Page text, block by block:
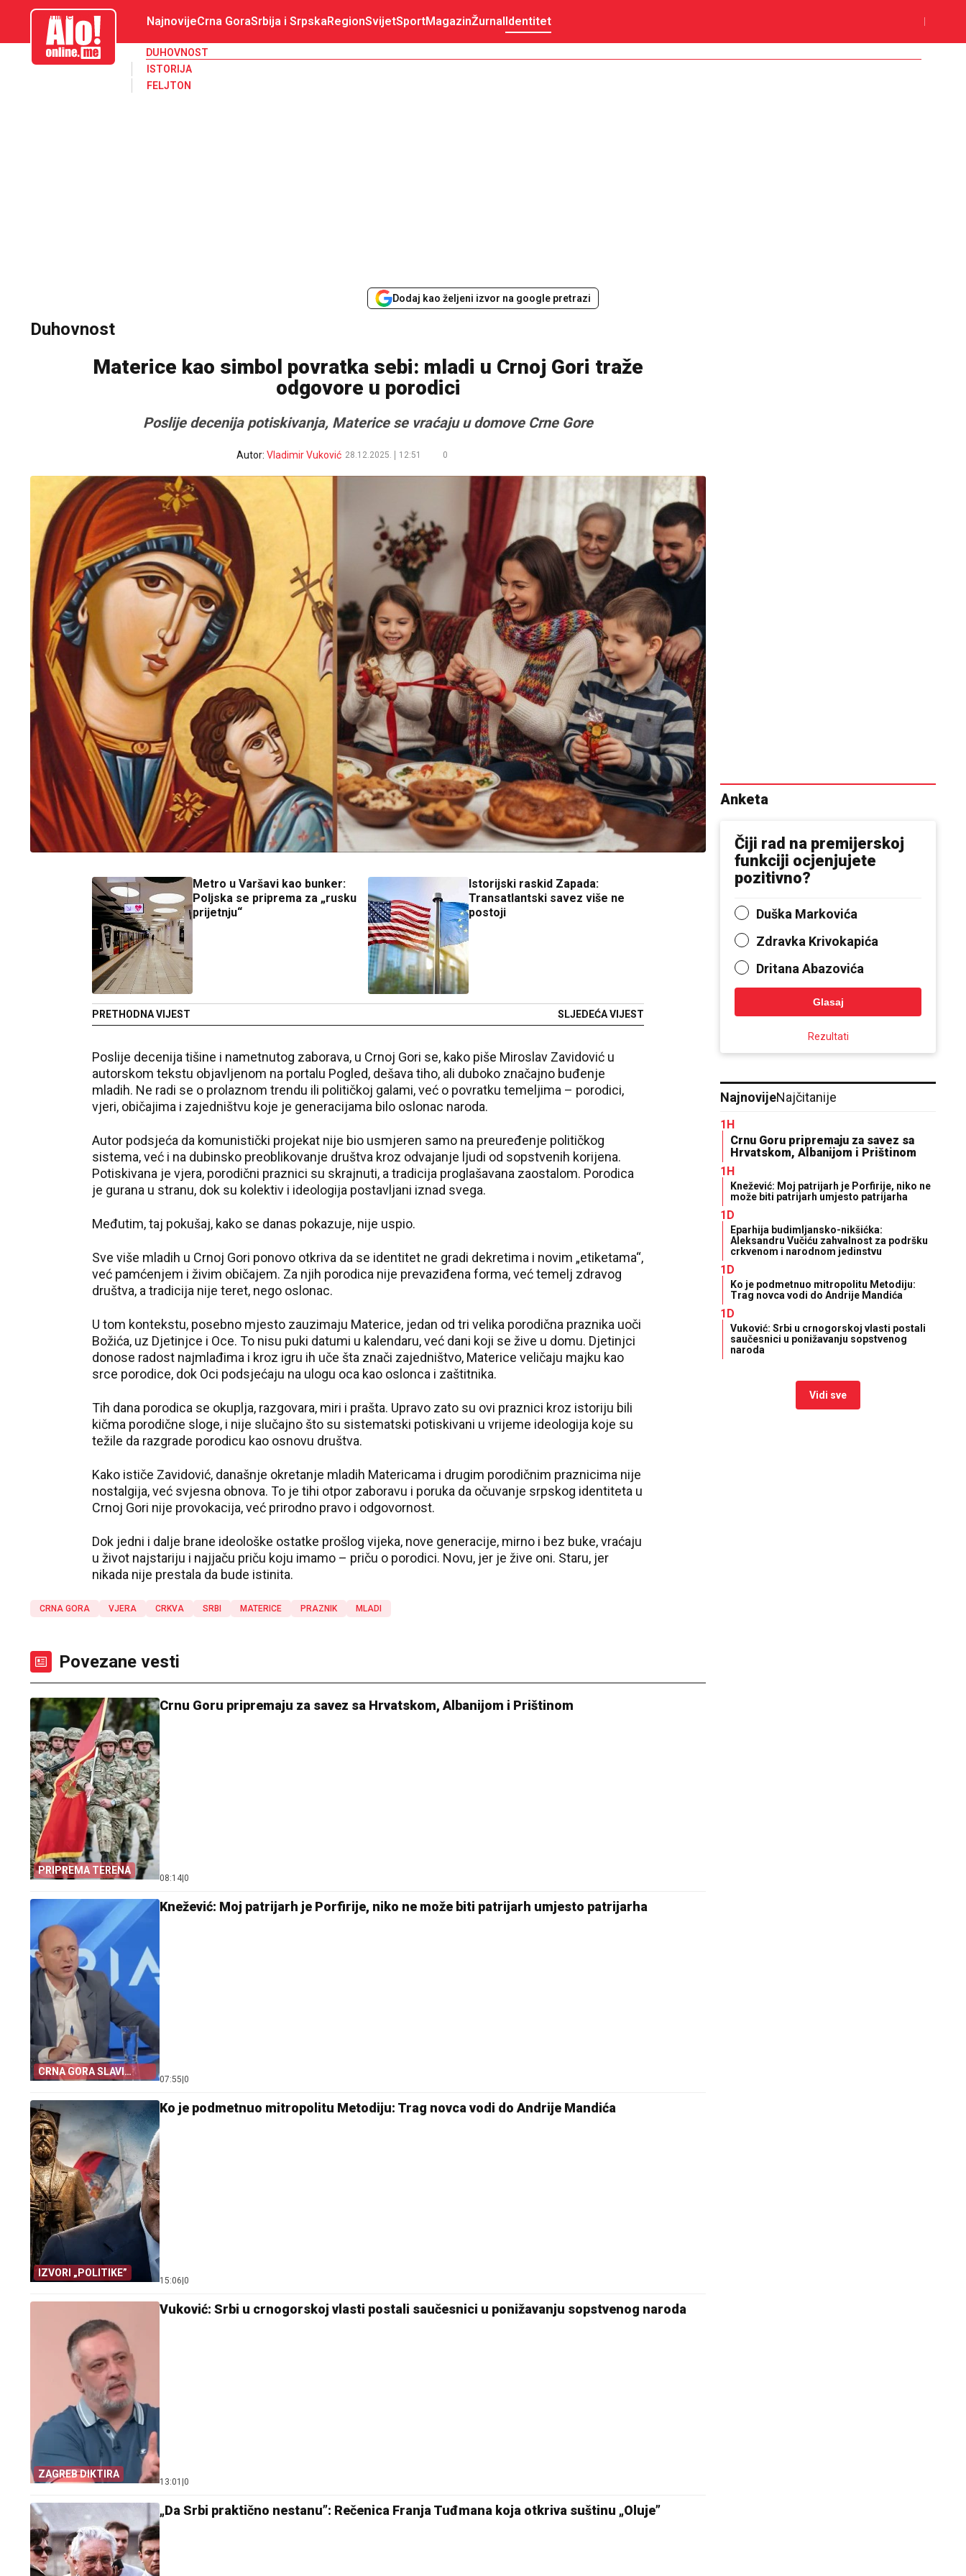
aloonline.me NajnovijeCrna GoraSrbija i SrpskaRegionSvijetSportMagazinŽurnalIdentitet
DUHOVNOST
ISTORIJA
FELJTON
Dodaj kao željeni izvor na google pretrazi
Duhovnost
Materice kao simbol povratka sebi: mladi u Crnoj Gori traže
odgovore u porodici
Poslije decenija potiskivanja, Materice se vraćaju u domove Crne Gore
Autor: Vladimir Vuković 28.12.2025. 12:51 0
Metro u Varšavi kao bunker:
Poljska se priprema za „rusku
prijetnju“
PRETHODNA VIJEST
Istorijski raskid Zapada:
Transatlantski savez više ne
postoji
SLJEDEĆA VIJEST
Poslije decenija tišine i nametnutog zaborava, u Crnoj Gori se, kako piše Miroslav Zavidović u
autorskom tekstu objavljenom na portalu Pogled, dešava tiho, ali duboko značajno buđenje
mladih. Ne radi se o prolaznom trendu ili političkoj galami, već o povratku temeljima – porodici,
vjeri, običajima i zajedništvu koje je generacijama bilo oslonac naroda.
Autor podsjeća da komunistički projekat nije bio usmjeren samo na preuređenje političkog
sistema, već i na dubinsko preoblikovanje društva kroz odvajanje ljudi od sopstvenih korijena.
Potiskivana je vjera, porodični praznici su skrajnuti, a tradicija proglašavana zaostalom. Porodica
je gurana u stranu, dok su kolektiv i ideologija postavljani iznad svega.
Međutim, taj pokušaj, kako se danas pokazuje, nije uspio.
Sve više mladih u Crnoj Gori ponovo otkriva da se identitet ne gradi dekretima i novim „etiketama“,
već pamćenjem i živim običajem. Za njih porodica nije prevaziđena forma, već temelj zdravog
društva, a tradicija nije teret, nego oslonac.
U tom kontekstu, posebno mjesto zauzimaju Materice, jedan od tri velika porodična praznika uoči
Božića, uz Djetinjce i Oce. To nisu puki datumi u kalendaru, već dani koji se žive u domu. Djetinjci
donose radost najmlađima i kroz igru ih uče šta znači zajedništvo, Materice veličaju majku kao
srce porodice, dok Oci podsjećaju na ulogu oca kao oslonca i zaštitnika.
Tih dana porodica se okuplja, razgovara, miri i prašta. Upravo zato su ovi praznici kroz istoriju bili
kičma porodične sloge, i nije slučajno što su sistematski potiskivani u vrijeme ideologija koje su
težile da razgrade porodicu kao osnovu društva.
Kako ističe Zavidović, današnje okretanje mladih Matericama i drugim porodičnim praznicima nije
nostalgija, već svjesna obnova. To je tihi otpor zaboravu i poruka da očuvanje srpskog identiteta u
Crnoj Gori nije provokacija, već prirodno pravo i odgovornost.
Dok jedni i dalje brane ideološke ostatke prošlog vijeka, nove generacije, mirno i bez buke, vraćaju
u život najstariju i najjaču priču koju imamo – priču o porodici. Novu, jer je žive oni. Staru, jer
nikada nije prestala da bude istinita.
CRNA GORA VJERA CRKVA SRBI MATERICE PRAZNIK MLADI
Povezane vesti
PRIPREMA TERENA
Crnu Goru pripremaju za savez sa Hrvatskom, Albanijom i Prištinom
08:14 0
CRNA GORA SLAVI
„OLUJU“
Knežević: Moj patrijarh je Porfirije, niko ne može biti patrijarh umjesto patrijarha
07:55 0
IZVORI „POLITIKE”
Ko je podmetnuo mitropolitu Metodiju: Trag novca vodi do Andrije Mandića
15:06 0
ZAGREB DIKTIRA
Vuković: Srbi u crnogorskoj vlasti postali saučesnici u ponižavanju sopstvenog naroda
13:01 0
„Da Srbi praktično nestanu”: Rečenica Franja Tuđmana koja otkriva suštinu „Oluje”
Anketa
Čiji rad na premijerskoj
funkciji ocjenjujete
pozitivno?
Duška Markovića
Zdravka Krivokapića
Dritana Abazovića
Glasaj
Rezultati
NajnovijeNajčitanije
1H
Crnu Goru pripremaju za savez sa
Hrvatskom, Albanijom i Prištinom
1H
Knežević: Moj patrijarh je Porfirije, niko ne
može biti patrijarh umjesto patrijarha
1D
Eparhija budimljansko-nikšićka:
Aleksandru Vučiću zahvalnost za podršku
crkvenom i narodnom jedinstvu
1D
Ko je podmetnuo mitropolitu Metodiju:
Trag novca vodi do Andrije Mandića
1D
Vuković: Srbi u crnogorskoj vlasti postali
saučesnici u ponižavanju sopstvenog
naroda
Vidi sve